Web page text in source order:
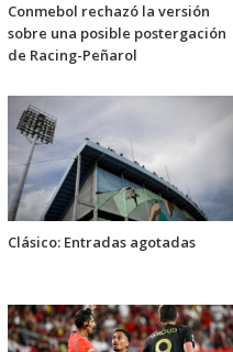
Conmebol rechazó la versión
sobre una posible postergación
de Racing-Peñarol
Clásico: Entradas agotadas